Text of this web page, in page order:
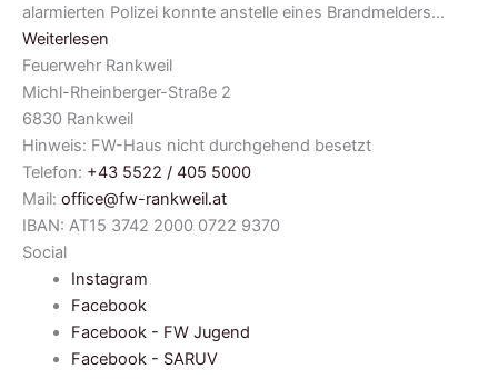
alarmierten Polizei konnte anstelle eines Brandmelders…
Weiterlesen
Feuerwehr Rankweil
Michl-Rheinberger-Straße 2
6830 Rankweil
Hinweis: FW-Haus nicht durchgehend besetzt
Telefon: +43 5522 / 405 5000
Mail: office@fw-rankweil.at
IBAN: AT15 3742 2000 0722 9370
Social
Instagram
Facebook
Facebook - FW Jugend
Facebook - SARUV